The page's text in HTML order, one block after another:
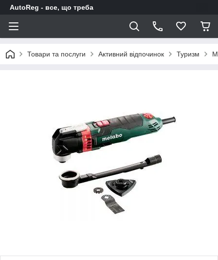
AutoReg - все, що треба
Товари та послуги Активний відпочинок Туризм